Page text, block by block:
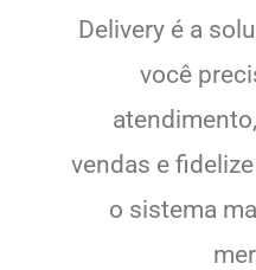
Delivery é a
você
vendas e
o sistema